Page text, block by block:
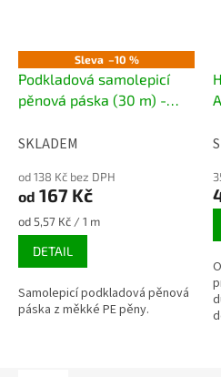
Sleva –10 %
Podkladová samolepicí
pěnová páska (30 m) -
SKLADEM
od 138 Kč bez DPH
od 167 Kč
Měrná
cena:
od 5,57 Kč / 1 m
DETAIL
Samolepicí podkladová pěnová
páska z měkké PE pěny.